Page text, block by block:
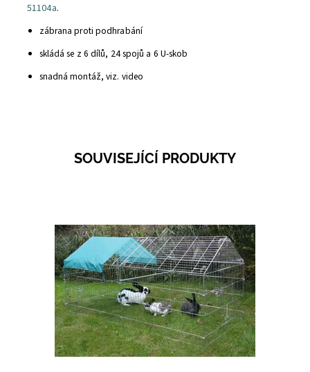
51104a.
zábrana proti podhrabání
skládá se z 6 dílů, 24 spojů a 6 U-skob
snadná montáž, viz. video
SOUVISEJÍCÍ PRODUKTY
Dostupnost:
Skladem 12
Kód:
51104A